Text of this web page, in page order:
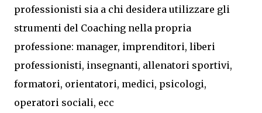
professionisti sia a chi desidera utilizzare gli
strumenti del Coaching nella propria
professione: manager, imprenditori, liberi
professionisti, insegnanti, allenatori sportivi,
formatori, orientatori, medici, psicologi,
operatori sociali, ecc